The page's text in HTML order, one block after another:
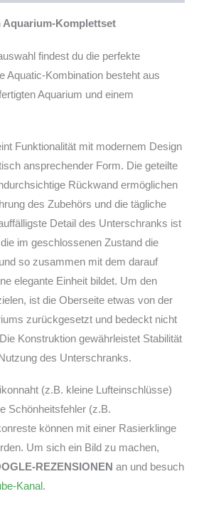
Komplettset
findest du die perfekte
Aquatic-Kombination besteht aus
Aquarium und einem
Funktionalität mit modernem Design
ansprechender Form. Die geteilte
Rückwand ermöglichen
des Zubehörs und die tägliche
Detail des Unterschranks ist
im geschlossenen Zustand die
so zusammen mit dem darauf
elegante Einheit bildet. Um den
ist die Oberseite etwas von der
zurückgesetzt und bedeckt nicht
Konstruktion gewährleistet Stabilität
des Unterschranks.
(z.B. kleine Lufteinschlüsse)
Schönheitsfehler (z.B.
können mit einer Rasierklinge
Um sich ein Bild zu machen,
REZENSIONEN an und besuch
Kanal.